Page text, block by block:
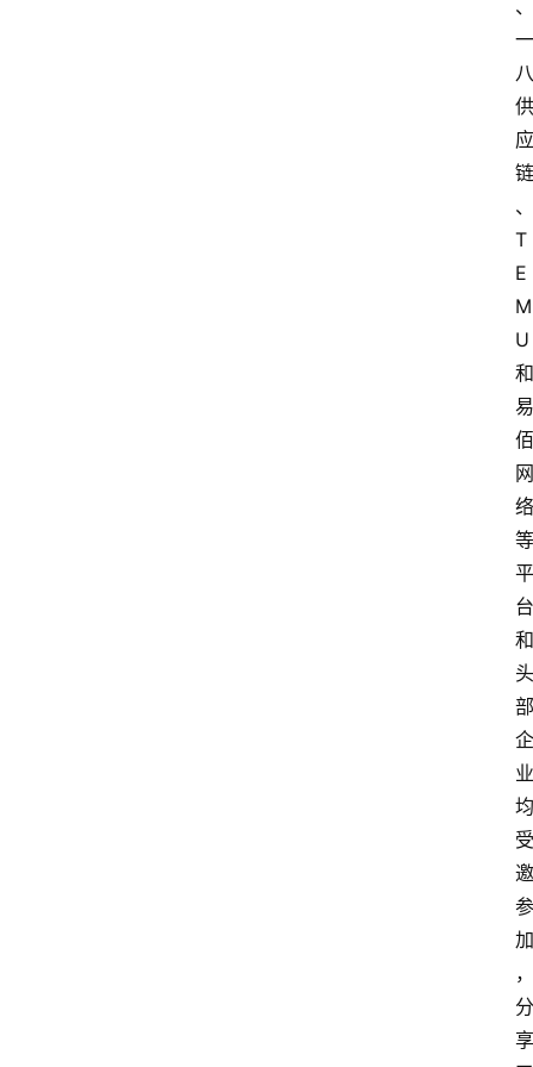
、
一
八
供
应
链
、
T
E
M
U
和
易
佰
网
络
等
平
台
和
头
部
企
业
均
受
邀
参
加
，
分
享